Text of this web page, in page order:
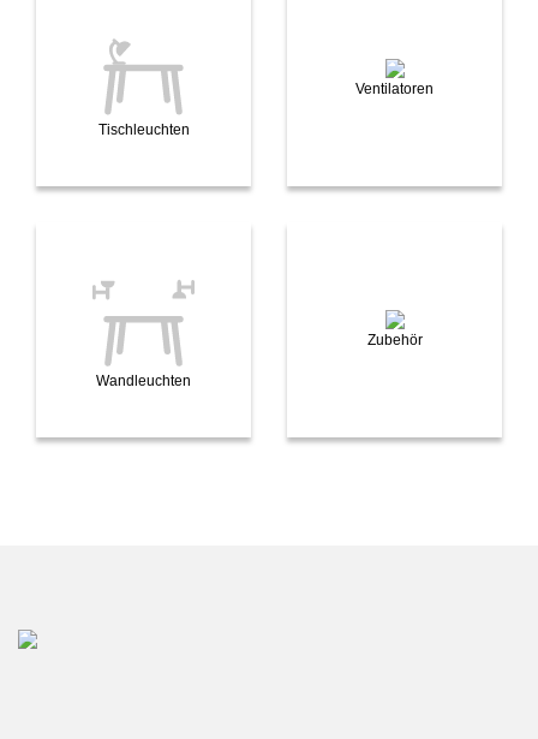
Tischleuchten
Ventilatoren
Wandleuchten
Zubehör